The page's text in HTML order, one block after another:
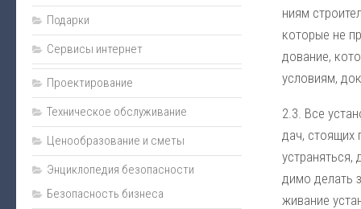
Контроль доступа
Пожаротушение
Прайс
Карта сайта
Подарки
Интернет-магазин
ни­ям
ко­то­рые не
до­ва­ние,
ус­ло­ви­ям,
2.3. Все
дач, стоя­щих
ди­мо де­лать
жи­ва­ние
Подарки
Сервисы интернет
Проектирование
Техническое обслуживание
Ценообразование и сметы
Энциклопедия безопасности
Безопасность бизнеса